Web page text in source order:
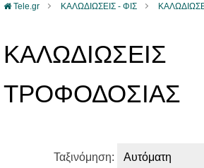
Tele.gr ΚΑΛΩΔΙΩΣΕΙΣ - ΦΙΣ
ΚΑΛΩΔΙΩΣΕΙΣ
ΤΡΟΦΟΔΟΣΙΑΣ
Ταξινόμηση: